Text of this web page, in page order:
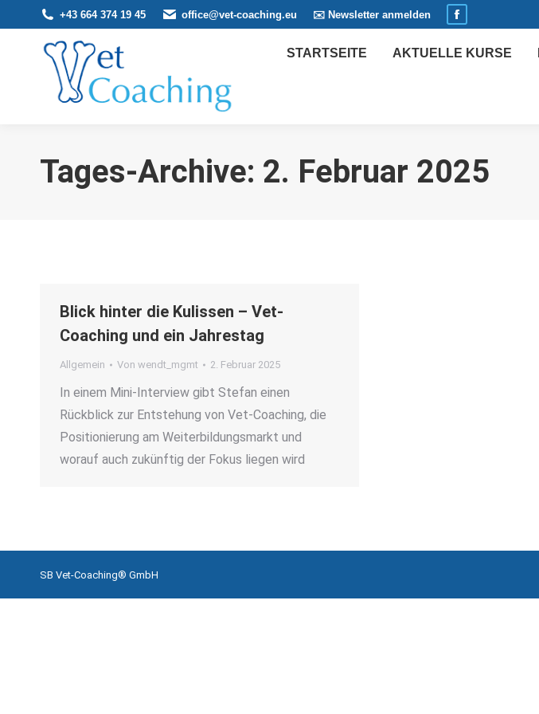
+43 664 374 19 45 office@vet-coaching.eu ✉️ Newsletter anmelden
Facebook
STARTSEITE AKTUELLE KURSE
Tages-Archive: 2. Februar 2025
Blick hinter die Kulissen – Vet-
Coaching und ein Jahrestag
Allgemein Von wendt_mgmt 2. Februar 2025
In einem Mini-Interview gibt Stefan einen
Rückblick zur Entstehung von Vet-Coaching, die
Positionierung am Weiterbildungsmarkt und
worauf auch zukünftig der Fokus liegen wird
SB Vet-Coaching® GmbH